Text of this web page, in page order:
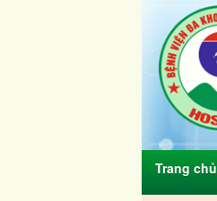
Trang chủ